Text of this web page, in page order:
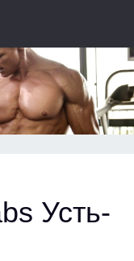
Усть-